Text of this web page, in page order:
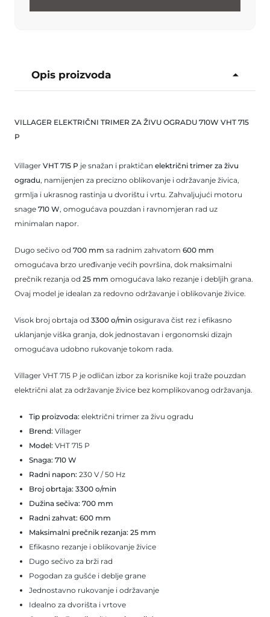
Opis proizvoda
VILLAGER ELEKTRIČNI TRIMER ZA ŽIVU OGRADU 710W VHT 715
P
Villager VHT 715 P je snažan i praktičan električni trimer za živu
ogradu, namijenjen za precizno oblikovanje i održavanje živica,
grmlja i ukrasnog rastinja u dvorištu i vrtu. Zahvaljujući motoru
snage 710 W, omogućava pouzdan i ravnomjeran rad uz
minimalan napor.
Dugo sečivo od 700 mm sa radnim zahvatom 600 mm
omogućava brzo uređivanje većih površina, dok maksimalni
prečnik rezanja od 25 mm omogućava lako rezanje i debljih grana.
Ovaj model je idealan za redovno održavanje i oblikovanje živice.
Visok broj obrtaja od 3300 o/min osigurava čist rez i efikasno
uklanjanje viška granja, dok jednostavan i ergonomski dizajn
omogućava udobno rukovanje tokom rada.
Villager VHT 715 P je odličan izbor za korisnike koji traže pouzdan
električni alat za održavanje živice bez komplikovanog održavanja.
Tip proizvoda: električni trimer za živu ogradu
Brend: Villager
Model: VHT 715 P
Snaga: 710 W
Radni napon: 230 V / 50 Hz
Broj obrtaja: 3300 o/min
Dužina sečiva: 700 mm
Radni zahvat: 600 mm
Maksimalni prečnik rezanja: 25 mm
Efikasno rezanje i oblikovanje živice
Dugo sečivo za brži rad
Pogodan za gušće i deblje grane
Jednostavno rukovanje i održavanje
Idealno za dvorišta i vrtove